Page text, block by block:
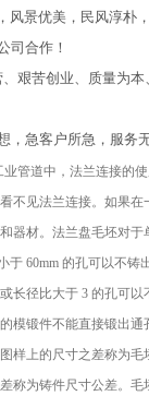
风景优美，民风淳朴
司合作！
艰苦创业、质量为
，急客户所急，服务
管道中，法兰连接的
不见法兰连接。如果在
器材。法兰盘毛坯对
于 60mm 的孔可以不铸
长径比大于 3 的孔可
模锻件不能直接锻出通
样上的尺寸之差称为
称为铸件尺寸公差。毛